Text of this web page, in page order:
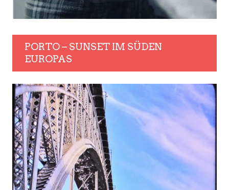
PORTO – SUNSET IM SÜDEN
EUROPAS